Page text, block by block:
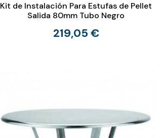
Kit de Instalación Para Estufas de Pellet
Salida 80mm Tubo Negro
219,05 €